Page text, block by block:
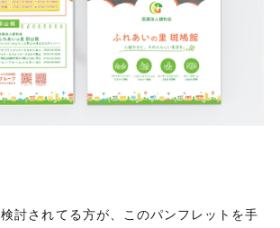
討されてる方が、このパンフレットを手